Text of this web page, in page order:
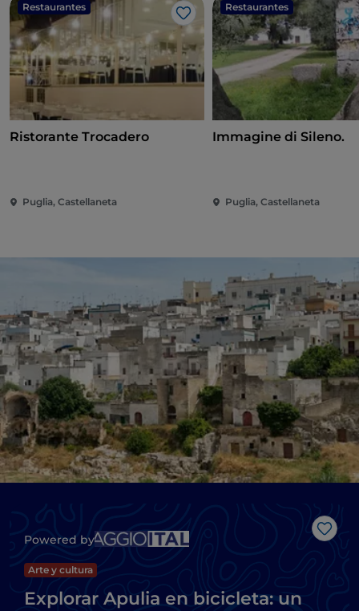
Restaurantes
Me gusta
Ristorante Trocadero
Puglia, Castellaneta
Restaurantes
Immagine di Sileno.
Puglia, Castellaneta
Me
Powered by
Arte y cultura
Explorar Apulia en bicicleta: un